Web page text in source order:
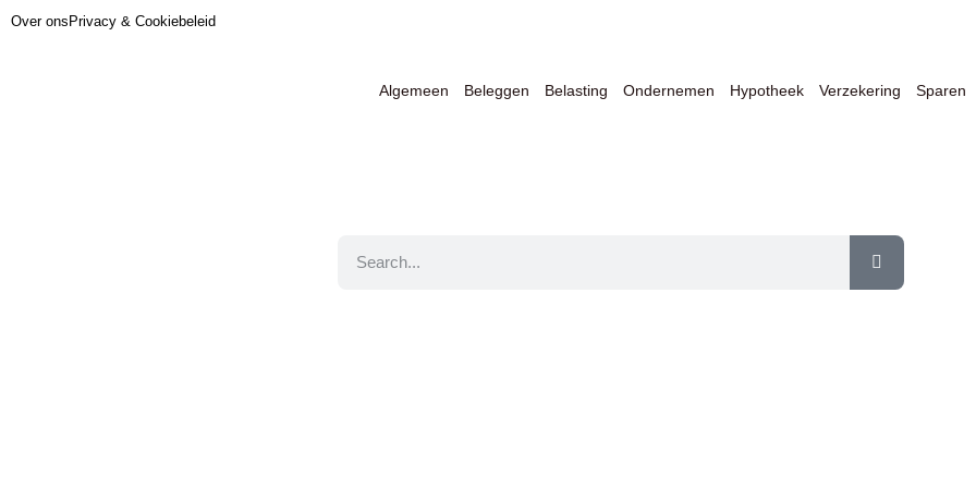
Over ons Privacy & Cookiebeleid
Algemeen Beleggen Belasting Ondernemen Hypotheek Verzekering Sparen